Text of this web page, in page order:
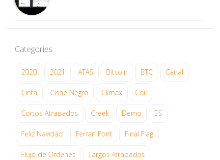
Categories
2020 2021 ATAS Bitcoin BTC Canal
Cinta Cisne Negro Climax Coil
Cortos Atrapados Creek Demo ES
Feliz Navidad Ferran Font Final Flag
Flujo de Ordenes Largos Atrapados